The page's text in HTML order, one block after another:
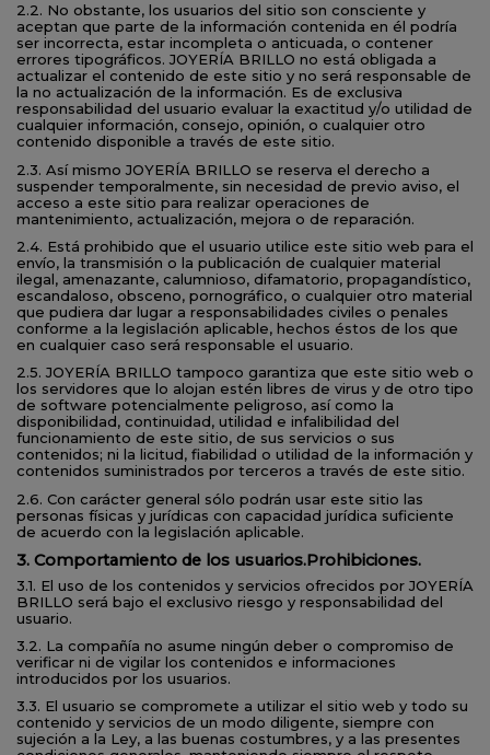
2.2. No obstante, los usuarios del sitio son consciente y
aceptan que parte de la información contenida en él podría
ser incorrecta, estar incompleta o anticuada, o contener
errores tipográficos. JOYERÍA BRILLO no está obligada a
actualizar el contenido de este sitio y no será responsable de
la no actualización de la información. Es de exclusiva
responsabilidad del usuario evaluar la exactitud y/o utilidad de
cualquier información, consejo, opinión, o cualquier otro
contenido disponible a través de este sitio.
2.3. Así mismo JOYERÍA BRILLO se reserva el derecho a
suspender temporalmente, sin necesidad de previo aviso, el
acceso a este sitio para realizar operaciones de
mantenimiento, actualización, mejora o de reparación.
2.4. Está prohibido que el usuario utilice este sitio web para el
envío, la transmisión o la publicación de cualquier material
ilegal, amenazante, calumnioso, difamatorio, propagandístico,
escandaloso, obsceno, pornográfico, o cualquier otro material
que pudiera dar lugar a responsabilidades civiles o penales
conforme a la legislación aplicable, hechos éstos de los que
en cualquier caso será responsable el usuario.
2.5. JOYERÍA BRILLO tampoco garantiza que este sitio web o
los servidores que lo alojan estén libres de virus y de otro tipo
de software potencialmente peligroso, así como la
disponibilidad, continuidad, utilidad e infalibilidad del
funcionamiento de este sitio, de sus servicios o sus
contenidos; ni la licitud, fiabilidad o utilidad de la información y
contenidos suministrados por terceros a través de este sitio.
2.6. Con carácter general sólo podrán usar este sitio las
personas físicas y jurídicas con capacidad jurídica suficiente
de acuerdo con la legislación aplicable.
3. Comportamiento de los usuarios.Prohibiciones.
3.1. El uso de los contenidos y servicios ofrecidos por JOYERÍA
BRILLO será bajo el exclusivo riesgo y responsabilidad del
usuario.
3.2. La compañía no asume ningún deber o compromiso de
verificar ni de vigilar los contenidos e informaciones
introducidos por los usuarios.
3.3. El usuario se compromete a utilizar el sitio web y todo su
contenido y servicios de un modo diligente, siempre con
sujeción a la Ley, a las buenas costumbres, y a las presentes